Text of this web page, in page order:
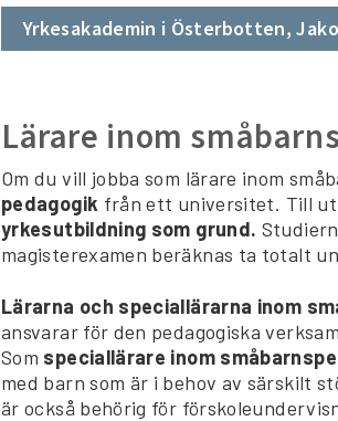
Yrkesakademin i Österbotten,
Lärare inom
Om du vill jobba som lärare inom
pedagogik från ett universitet. Till
yrkesutbildning som grund.
magisterexamen beräknas ta totalt
Lärarna och speciallärarna inom
ansvarar för den pedagogiska
Som speciallärare inom
med barn som är i behov av särskilt
är också behörig för